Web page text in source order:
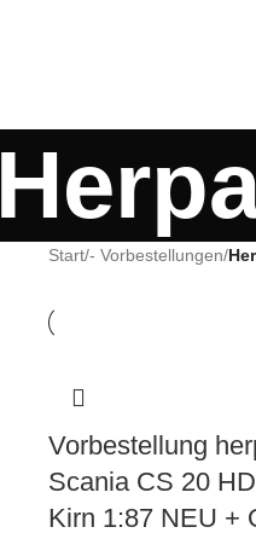
Start/- Vorbestellungen/
Vorbestellung
Scania CS 20
Kirn 1:87 NEU +